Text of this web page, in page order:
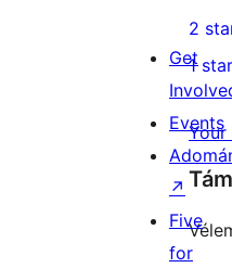
star
1
3-
star
2-
2
star
1 star
Your
Get
Events
↗
Five
for